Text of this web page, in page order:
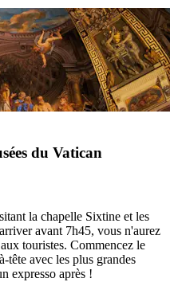
du Vatican
la chapelle Sixtine et les
avant 7h45, vous n'aurez
touristes. Commencez le
tête avec les plus grandes
expresso après !